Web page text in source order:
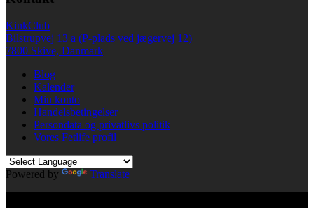
KinkClub
Bilstrupvej 13 a (P-plads ved jægervej 12)
7800 Skive, Danmark
Blog
Kalender
Min konto
Handelsbetingelser
Persondata og privatlivs politik
Vores Fetlife profil
Powered by
Translate